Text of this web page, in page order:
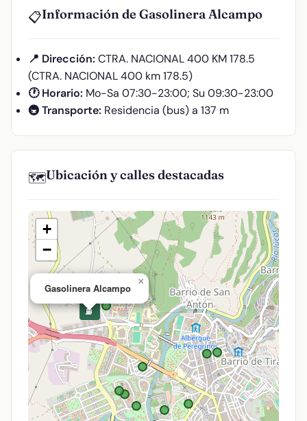
📋Información de Gasolinera Alcampo
📍 Dirección: CTRA. NACIONAL 400 KM 178.5
(CTRA. NACIONAL 400 km 178.5)
🕐 Horario: Mo-Sa 07:30-23:00; Su 09:30-23:00
🚇 Transporte: Residencia (bus) a 137 m
🗺️Ubicación y calles destacadas
⛽
Gasolinera Alcampo
×
+
−